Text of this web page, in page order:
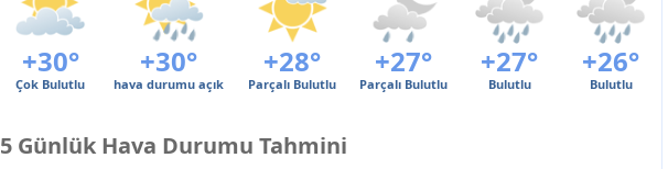
+30° +30° +28° +27° +27° +26°
Çok Bulutlu hava durumu açık Parçalı Bulutlu Parçalı Bulutlu Bulutlu Bulutlu
5 Günlük Hava Durumu Tahmini